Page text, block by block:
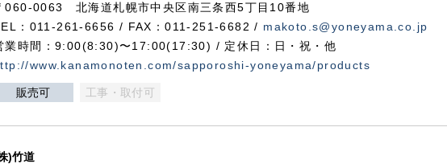
060-0063 北海道札幌市中央区南三条西5丁目10番地
：011-261-6656 / FAX：011-251-6682 / makoto.s@yoneyama.co.jp
業時間：9:00(8:30)〜17:00(17:30) / 定休日：日・祝・他
www.kanamonoten.com/sapporoshi-yoneyama/products
販売可 工事・取付可
)竹道